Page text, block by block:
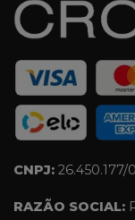
CNPJ: 26.450.177/
RAZÃO SOCIAL: